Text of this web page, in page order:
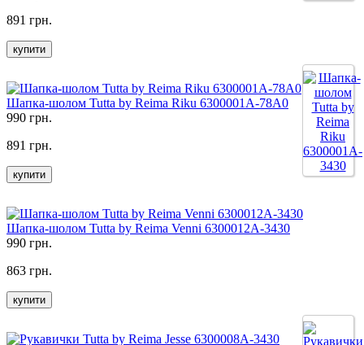
891 грн.
купити
Шапка-шолом Tutta by Reima Riku 6300001A-78A0
990 грн.
891 грн.
купити
Шапка-шолом Tutta by Reima Venni 6300012A-3430
990 грн.
863 грн.
купити